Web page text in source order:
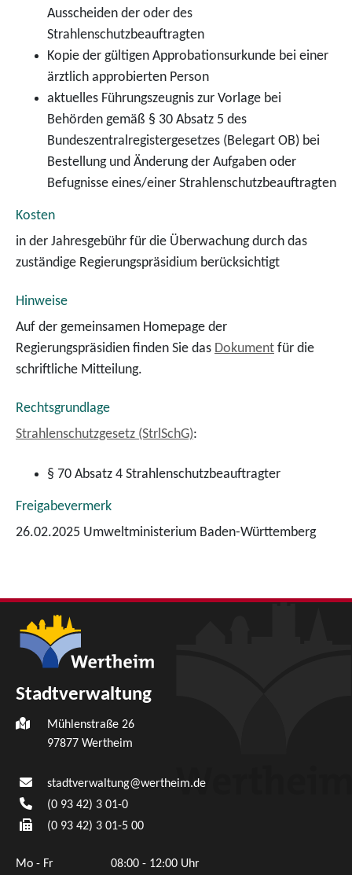
Ausscheiden der oder des
Strahlenschutzbeauftragten
Kopie der gültigen Approbationsurkunde bei einer
ärztlich approbierten Person
aktuelles Führungszeugnis zur Vorlage bei
Behörden gemäß § 30 Absatz 5 des
Bundeszentralregistergesetzes (Belegart OB) bei
Bestellung und Änderung der Aufgaben oder
Befugnisse eines/einer Strahlenschutzbeauftragten
Kosten
in der Jahresgebühr für die Überwachung durch das
zuständige Regierungspräsidium berücksichtigt
Hinweise
Auf der gemeinsamen Homepage der
Regierungspräsidien finden Sie das Dokument für die
schriftliche Mitteilung.
Rechtsgrundlage
Strahlenschutzgesetz (StrlSchG):
§ 70 Absatz 4 Strahlenschutzbeauftragter
Freigabevermerk
26.02.2025 Umweltministerium Baden-Württemberg
Stadtverwaltung
Mühlenstraße 26
97877 Wertheim
stadtverwaltung@wertheim.de
(0 93 42) 3 01-0
(0 93 42) 3 01-5 00
Mo - Fr
08:00 - 12:00 Uhr